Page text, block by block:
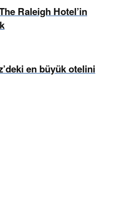
Raleigh Hotel’in
en büyük otelini